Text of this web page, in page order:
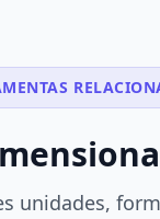
unidades,